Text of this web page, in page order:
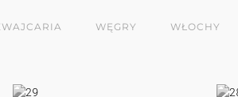
WĘGRY WŁOCHY